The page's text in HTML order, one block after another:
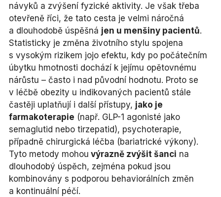
návyků a zvýšení fyzické aktivity. Je však třeba
otevřeně říci, že tato cesta je velmi náročná
a dlouhodobě úspěšná jen u menšiny pacientů.
Statisticky je změna životního stylu spojena
s vysokým rizikem jojo efektu, kdy po počátečním
úbytku hmotnosti dochází k jejímu opětovnému
nárůstu – často i nad původní hodnotu. Proto se
v léčbě obezity u indikovaných pacientů stále
častěji uplatňují i další přístupy, jako je
farmakoterapie (např. GLP-1 agonisté jako
semaglutid nebo tirzepatid), psychoterapie,
případně chirurgická léčba (bariatrické výkony).
Tyto metody mohou výrazně zvýšit šanci na
dlouhodobý úspěch, zejména pokud jsou
kombinovány s podporou behaviorálních změn
a kontinuální péčí.